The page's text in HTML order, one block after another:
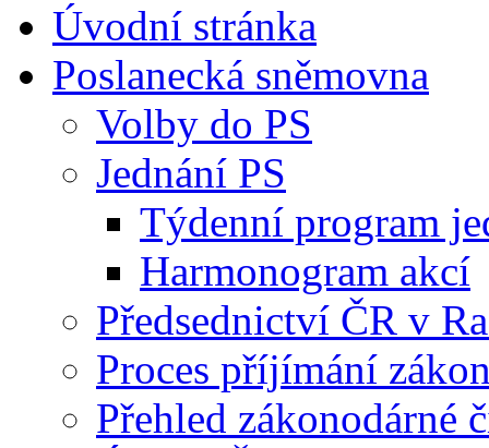
Úvodní stránka
Poslanecká sněmovna
Volby do PS
Jednání PS
Týdenní program
Harmonogram akcí
Předsednictví ČR v
Proces příjímání
Přehled zákonodárné